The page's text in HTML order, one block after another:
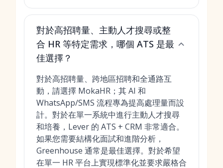
對於高招聘量、主動人才搜尋或整
合 HR 等特定需求，哪個 ATS 是最
佳選擇？
對於高招聘量、跨地區招聘和全通路互
動，請選擇 MokaHR；其 AI 和
WhatsApp/SMS 流程專為提高處理量而設
計。對於在單一系統中進行主動人才搜尋
和培養，Lever 的 ATS + CRM 非常適合。
如果您需要結構化面試和進階分析，
Greenhouse 通常是最佳選擇。對於希望
在單一 HR 平台上實現標準化並要求嚴格合